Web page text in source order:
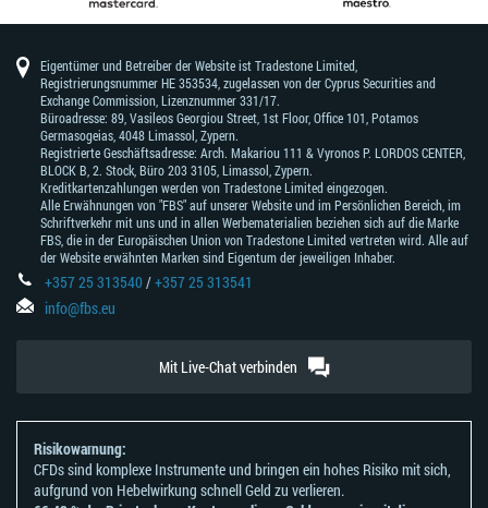
Eigentümer und Betreiber der Website ist Tradestone Limited,
Registrierungsnummer HE 353534, zugelassen von der Cyprus Securities and
Exchange Commission, Lizenznummer 331/17.
Büroadresse: 89, Vasileos Georgiou Street, 1st Floor, Office 101, Potamos
Germasogeias, 4048 Limassol, Zypern.
Registrierte Geschäftsadresse: Arch. Makariou 111 & Vyronos Р. LORDOS CENTER,
BLOCK В, 2. Stock, Büro 203 3105, Limassol, Zypern.
Kreditkartenzahlungen werden von Tradestone Limited eingezogen.
Alle Erwähnungen von "FBS" auf unserer Website und im Persönlichen Bereich, im
Schriftverkehr mit uns und in allen Werbematerialien beziehen sich auf die Marke
FBS, die in der Europäischen Union von Tradestone Limited vertreten wird. Alle auf
der Website erwähnten Marken sind Eigentum der jeweiligen Inhaber.
+357 25 313540/+357 25 313541
info@fbs.eu
Mit Live-Chat verbinden
Risikowarnung:
CFDs sind komplexe Instrumente und bringen ein hohes Risiko mit sich,
aufgrund von Hebelwirkung schnell Geld zu verlieren.